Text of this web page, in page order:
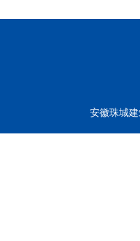
安徽珠城